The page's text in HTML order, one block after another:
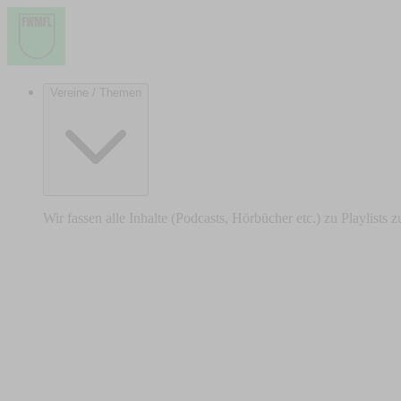
Vereine / Themen
Wir fassen alle Inhalte (Podcasts, Hörbücher etc.) zu Playlists